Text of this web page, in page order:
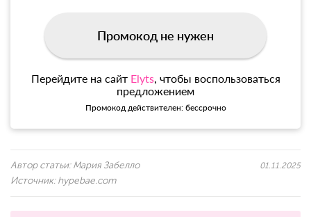
Промокод не нужен
Перейдите на сайт Elyts, чтобы воспользоваться
предложением
Промокод действителен: бессрочно
Автор статьи: Мария Забелло
Источник: hypebae.com
01.11.2025